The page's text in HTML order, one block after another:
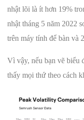
nhật lõi là ít hơn 19%
nhật tháng 5 năm 2022
trên máy tính để bàn và
Vì vậy, nếu bạn vẽ biểu
thấy mọi thứ theo cách